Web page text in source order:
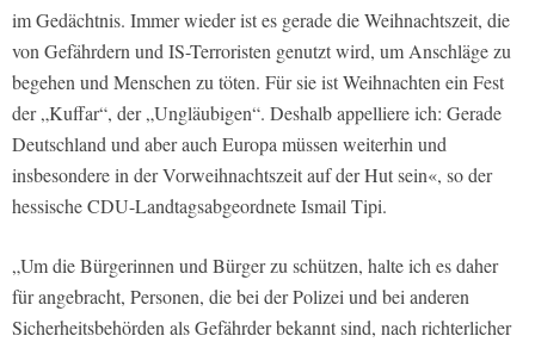
im Gedächtnis. Immer wieder ist es gerade die Weihnachtszeit, die
von Gefährdern und IS-Terroristen genutzt wird, um Anschläge zu
begehen und Menschen zu töten. Für sie ist Weihnachten ein Fest
der „Kuffar“, der „Ungläubigen“. Deshalb appelliere ich: Gerade
Deutschland und aber auch Europa müssen weiterhin und
insbesondere in der Vorweihnachtszeit auf der Hut sein«, so der
hessische CDU-Landtagsabgeordnete Ismail Tipi.
„Um die Bürgerinnen und Bürger zu schützen, halte ich es daher
für angebracht, Personen, die bei der Polizei und bei anderen
Sicherheitsbehörden als Gefährder bekannt sind, nach richterlicher